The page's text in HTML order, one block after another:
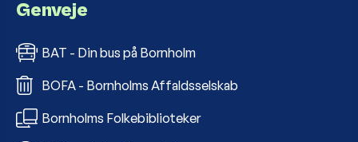
Genveje
BAT - Din bus på Bornholm
BOFA - Bornholms Affaldsselskab
Bornholms Folkebiblioteker